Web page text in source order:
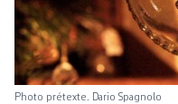
Photo prétexte. Dario Spagnolo